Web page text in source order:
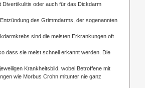
Divertikulitis oder auch für das Dickdarm
des Grimmdarms, der sogenannten
sind die meisten Erkrankungen oft
dass sie meist schnell erkannt werden. Die
Krankheitsbild, wobei Betroffene mit
wie Morbus Crohn mitunter nie ganz